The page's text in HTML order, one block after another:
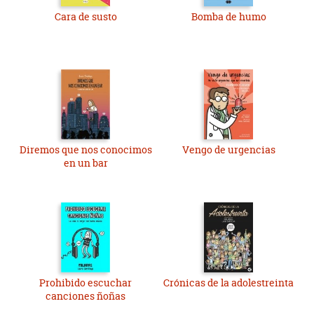
Cara de susto Bomba de humo
Diremos que nos conocimos
en un bar
Vengo de urgencias
Prohibido escuchar
canciones ñoñas
Crónicas de la adolestreinta